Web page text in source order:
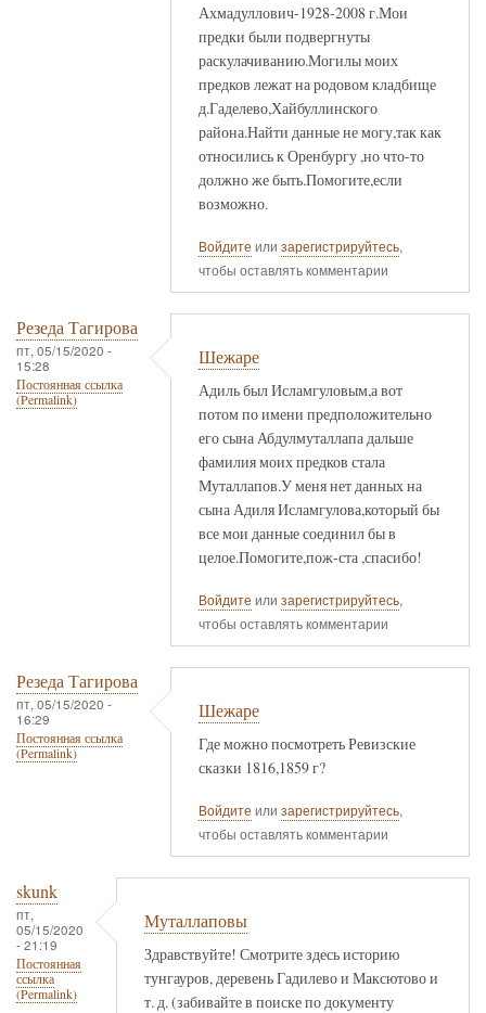
Ахмадуллович-1928-2008 г.Мои
предки были подвергнуты
раскулачиванию.Могилы моих
предков лежат на родовом кладбище
д.Гаделево,Хайбуллинского
района.Найти данные не могу,так как
относились к Оренбургу ,но что-то
должно же быть.Помогите,если
возможно.
Войдите или зарегистрируйтесь,
чтобы оставлять комментарии
Резеда Тагирова
пт, 05/15/2020 -
15:28
Постоянная ссылка
(Permalink)
Шежаре
Адиль был Исламгуловым,а вот
потом по имени предположительно
его сына Абдулмуталлапа дальше
фамилия моих предков стала
Муталлапов.У меня нет данных на
сына Адиля Исламгулова,который бы
все мои данные соединил бы в
целое.Помогите,пож-ста ,спасибо!
Войдите или зарегистрируйтесь,
чтобы оставлять комментарии
Резеда Тагирова
пт, 05/15/2020 -
16:29
Постоянная ссылка
(Permalink)
Шежаре
Где можно посмотреть Ревизские
сказки 1816,1859 г?
Войдите или зарегистрируйтесь,
чтобы оставлять комментарии
skunk
пт,
05/15/2020
- 21:19
Постоянная
ссылка
(Permalink)
Муталлаповы
Здравствуйте! Смотрите здесь историю
тунгауров, деревень Гадилево и Максютово и
т. д. (забивайте в поиске по документу